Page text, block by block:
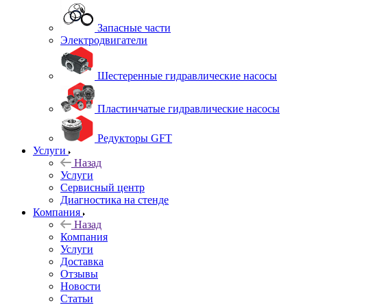
Запасные части
Электродвигатели
Шестеренные гидравлические насосы
Пластинчатые гидравлические насосы
Редукторы GFT
Услуги
Назад
Услуги
Сервисный центр
Диагностика на стенде
Компания
Назад
Компания
Услуги
Доставка
Отзывы
Новости
Статьи